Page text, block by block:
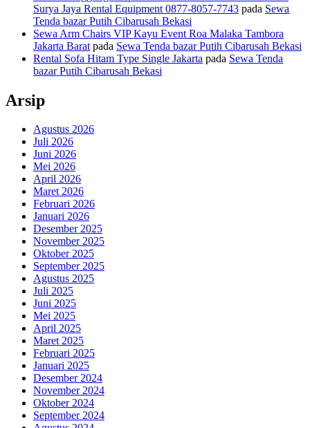
Surya Jaya Rental Equipment 0877-8057-7743 pada Sewa
Tenda bazar Putih Cibarusah Bekasi
Sewa Arm Chairs VIP Kayu Event Roa Malaka Tambora
Jakarta Barat pada Sewa Tenda bazar Putih Cibarusah Bekasi
Rental Sofa Hitam Type Single Jakarta pada Sewa Tenda
bazar Putih Cibarusah Bekasi
Arsip
Agustus 2026
Juli 2026
Juni 2026
Mei 2026
April 2026
Maret 2026
Februari 2026
Januari 2026
Desember 2025
November 2025
Oktober 2025
September 2025
Agustus 2025
Juli 2025
Juni 2025
Mei 2025
April 2025
Maret 2025
Februari 2025
Januari 2025
Desember 2024
November 2024
Oktober 2024
September 2024